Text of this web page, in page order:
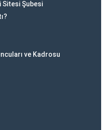
Sitesi Şubesi
ve Kadrosu